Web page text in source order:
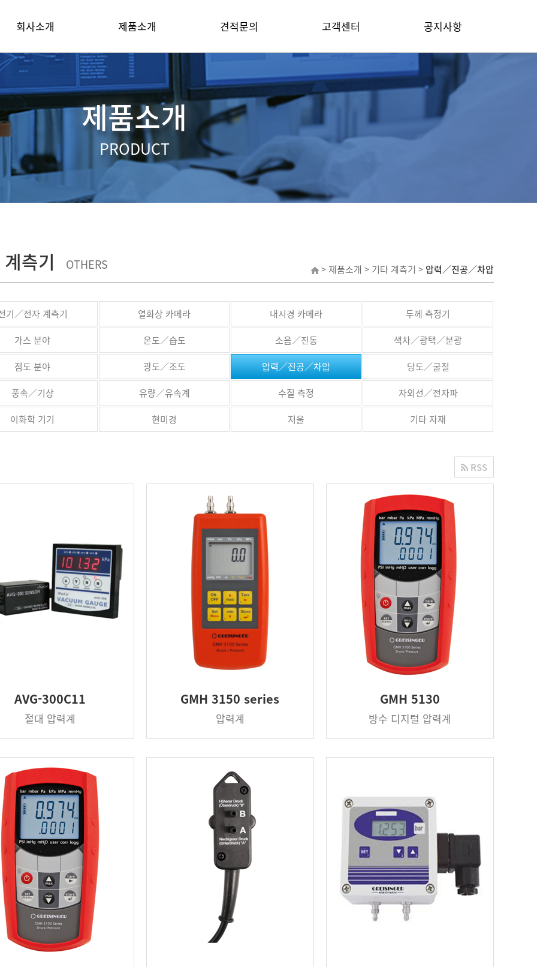
회사소개
인사말
회사개요
파트너
찾아오시는 길
제품소개
자성 시험기
인장압축 & 토크 시험기
CAP 토크테스터
LAB 공정장비
비파괴 / 기타시험기
센서 / 모듈
견적문의
견적문의
고객센터
A/S 문의
자료실
공지사항
공지사항
제품소개
PRODUCT
측기 OTHERS > 제품소개 > 기타 계측기 > 압력／진공／차압
기／전자 계측기 열화상 카메라 내시경 카메라
두께 측정기
가스 분야
온도／습도 소음／진동
색차／광택／분광
점도 분야
광도／조도 압력／진공／차압
당도／굴절
풍속／기상
유량／유속계 수질 측정
자외선／전자파
이화학 기기
현미경 저울 기타 자재
RSS
AVG-300C11
절대 압력계
GMH 3150 series
압력계
GMH 5130
방수 디지털 압력계